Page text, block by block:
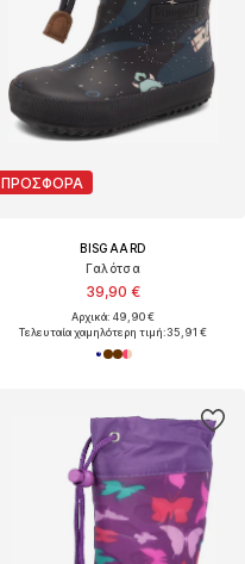
ΠΡΟΣΦΟΡΑ
BISGAARD
Γαλότσα
39,90 €
Αρχικά: 49,90 €
Τελευταία χαμηλότερη τιμή:35,91 €